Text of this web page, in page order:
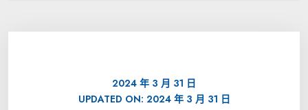
2024 年 3 月 31 日
UPDATED ON: 2024 年 3 月 31 日